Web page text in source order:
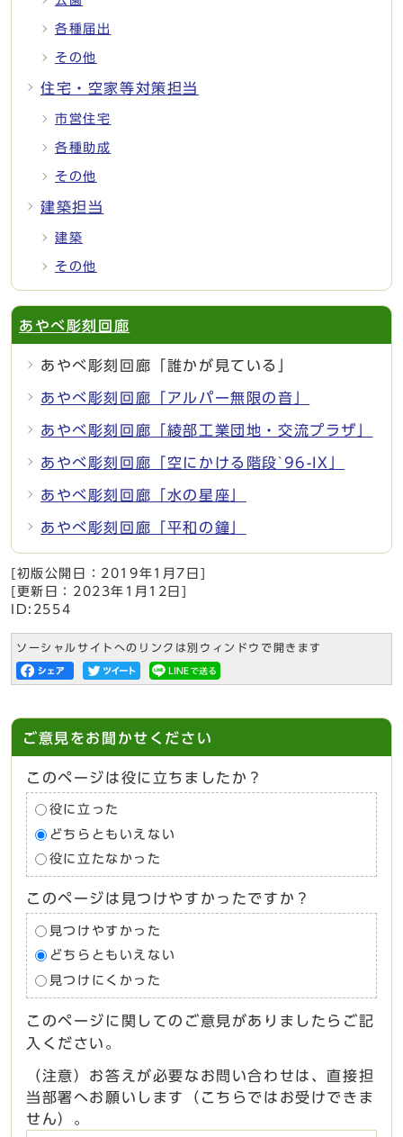
各種届出
その他
住宅・空家等対策担当
市営住宅
各種助成
その他
建築担当
建築
その他
あやべ彫刻回廊
あやべ彫刻回廊「誰かが見ている」
あやべ彫刻回廊「アルパー無限の音」
あやべ彫刻回廊「綾部工業団地・交流プラザ」
あやべ彫刻回廊「空にかける階段`96-IX」
あやべ彫刻回廊「水の星座」
あやべ彫刻回廊「平和の鐘」
[初版公開日： 2019年1月7日
[更新日： 2023年1月12日
ID:2554
ソーシャルサイトへのリンクは別ウィンドウで開きます
ご意見をお聞かせください
このページは役に立ちましたか？
役に立った
どちらともいえない
役に立たなかった
このページは見つけやすかったですか？
見つけやすかった
どちらともいえない
見つけにくかった
このページに関してのご意見がありましたらご記
入ください。
（注意）お答えが必要なお問い合わせは、直接担
当部署へお願いします（こちらではお受けできま
せん）。